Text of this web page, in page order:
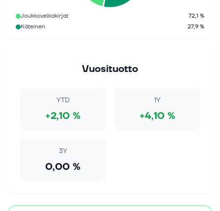
Joukkovelkakirjat
72,1 %
Käteinen
27,9 %
Vuosituotto
YTD
+2,10 %
1Y
+4,10 %
3Y
0,00 %